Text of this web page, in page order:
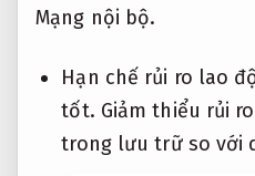
Mạng nội bộ.
Hạn chế rủi ro lao
tốt. Giảm thiểu rủi
trong lưu trữ so với